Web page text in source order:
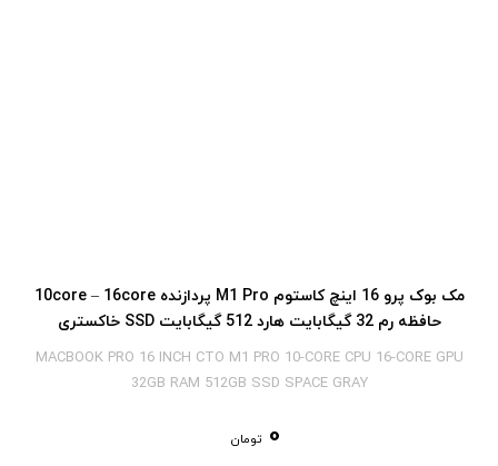
مک بوک پرو 16 اینچ کاستوم M1 Pro پردازنده 10core – 16core
حافظه رم 32 گیگابایت هارد 512 گیگابایت SSD خاکستری
MACBOOK PRO 16 INCH CTO M1 PRO 10-CORE CPU 16-CORE GPU
32GB RAM 512GB SSD SPACE GRAY
0 تومان